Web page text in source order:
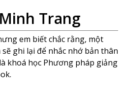
Trang
em biết chắc rằng, một
ghi lại để nhắc nhớ bản thân
khoá học Phương pháp giảng